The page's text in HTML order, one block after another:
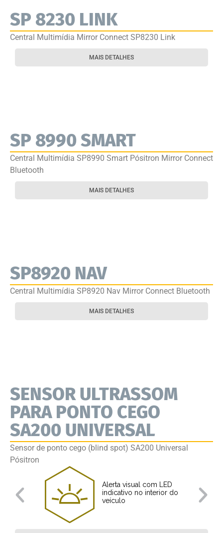
SP 8230 LINK
Central Multimídia Mirror Connect SP8230 Link
MAIS DETALHES
SP 8990 SMART
Central Multimídia SP8990 Smart Pósitron Mirror Connect
Bluetooth
MAIS DETALHES
SP8920 NAV
Central Multimídia SP8920 Nav Mirror Connect Bluetooth
MAIS DETALHES
SENSOR ULTRASSOM
PARA PONTO CEGO
SA200 UNIVERSAL
Sensor de ponto cego (blind spot) SA200 Universal
Pósitron
Alerta visual com LED
indicativo no interior do
veículo